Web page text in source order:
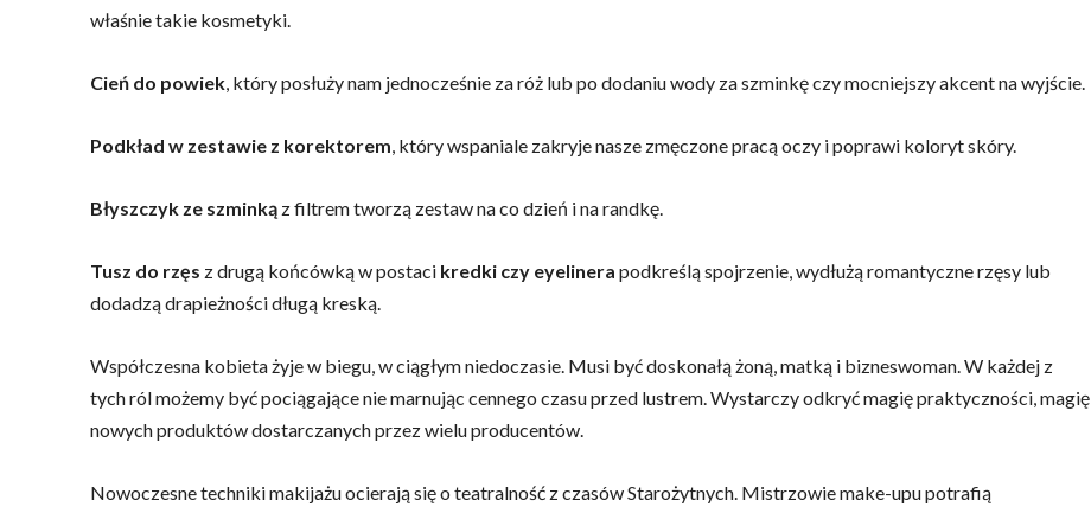
właśnie takie kosmetyki.
Cień do powiek, który posłuży nam jednocześnie za róż lub po dodaniu wody za szminkę czy mocniejszy akcent na wyjście.
Podkład w zestawie z korektorem, który wspaniale zakryje nasze zmęczone pracą oczy i poprawi koloryt skóry.
Błyszczyk ze szminką z filtrem tworzą zestaw na co dzień i na randkę.
Tusz do rzęs z drugą końcówką w postaci kredki czy eyelinera podkreślą spojrzenie, wydłużą romantyczne rzęsy lub
dodadzą drapieżności długą kreską.
Współczesna kobieta żyje w biegu, w ciągłym niedoczasie. Musi być doskonałą żoną, matką i bizneswoman. W każdej z
tych ról możemy być pociągające nie marnując cennego czasu przed lustrem. Wystarczy odkryć magię praktyczności, magię
nowych produktów dostarczanych przez wielu producentów.
Nowoczesne techniki makijażu ocierają się o teatralność z czasów Starożytnych. Mistrzowie make-upu potrafią